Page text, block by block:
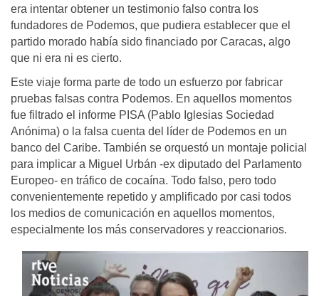
era intentar obtener un testimonio falso contra los
fundadores de Podemos, que pudiera establecer que el
partido morado había sido financiado por Caracas, algo
que ni era ni es cierto.
Este viaje forma parte de todo un esfuerzo por fabricar
pruebas falsas contra Podemos. En aquellos momentos
fue filtrado el informe PISA (Pablo Iglesias Sociedad
Anónima) o la falsa cuenta del líder de Podemos en un
banco del Caribe. También se orquestó un montaje policial
para implicar a Miguel Urbán -ex diputado del Parlamento
Europeo- en tráfico de cocaína. Todo falso, pero todo
convenientemente repetido y amplificado por casi todos
los medios de comunicación en aquellos momentos,
especialmente los más conservadores y reaccionarios.